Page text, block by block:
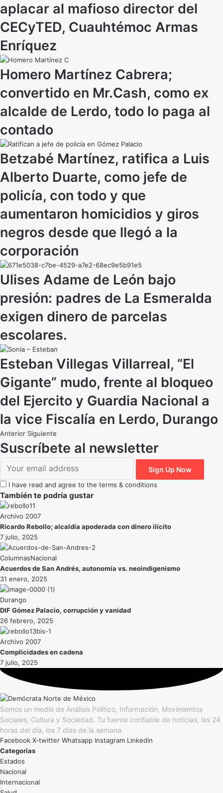
aplacar al mafioso director del
CECyTED, Cuauhtémoc Armas
Enríquez
Homero Martínez Cabrera;
convertido en Mr.Cash, como ex
alcalde de Lerdo, todo lo paga al
contado
Betzabé Martínez, ratifica a Luis
Alberto Duarte, como jefe de
policía, con todo y que
aumentaron homicidios y giros
negros desde que llegó a la
corporación
Ulises Adame de León bajo
presión: padres de La Esmeralda
exigen dinero de parcelas
escolares.
Esteban Villegas Villarreal, “El
Gigante” mudo, frente al bloqueo
del Ejercito y Guardia Nacional a
la vice Fiscalía en Lerdo, Durango
Anterior Siguiente
Suscríbete al newsletter
I have read and agree to the terms & conditions
También te podría gustar
Archivo 2007
Ricardo Rebollo; alcaldía apoderada con dinero ilícito
7 julio, 2025
Nacional
Acuerdos de San Andrés, autonomía vs. neoindigenismo
31 enero, 2025
Durango
DIF Gómez Palacio, corrupción y vanidad
26 febrero, 2025
Archivo 2007
Complicidades en cadena
7 julio, 2025
Somos un medio de Análisis Político, Información, Movimientos
Sociales, Cultura y Sociedad. Tu fuente confiable de noticias, las 24
horas del día, los 7 días de la semana.
Facebook X-twitter Whatsapp Instagram Linkedin
Categorías
Estados
Nacional
Internacional